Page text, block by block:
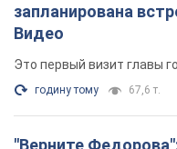
запланирована
Видео
Это первый визит главы
годину тому 67,6 т.
"Верните